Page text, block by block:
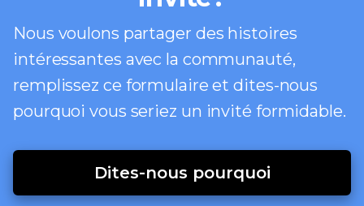
Nous voulons partager des histoires
intéressantes avec la communauté,
remplissez ce formulaire et dites-nous
pourquoi vous seriez un invité formidable.
Dites-nous pourquoi